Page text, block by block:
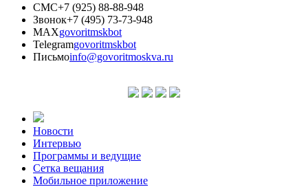
СМС+7 (925) 88-88-948
Звонок+7 (495) 73-73-948
MAXgovoritmskbot
Telegramgovoritmskbot
Письмоinfo@govoritmoskva.ru
Новости
Интервью
Программы и ведущие
Сетка вещания
Мобильное приложение